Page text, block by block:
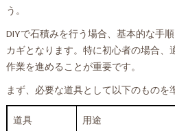
う。
DIYで石積みを行う場合、基本的な手
カギとなります。特に初心者の場合、
作業を進めることが重要です。
まず、必要な道具として以下のものを
道具 用途